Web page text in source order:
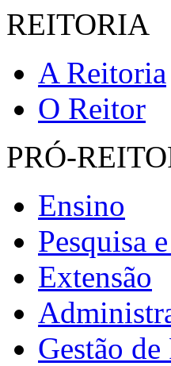
REITORIA
A Reitoria
O Reitor
PRÓ-
Ensino
Pesquisa
Extensão
Gestão de